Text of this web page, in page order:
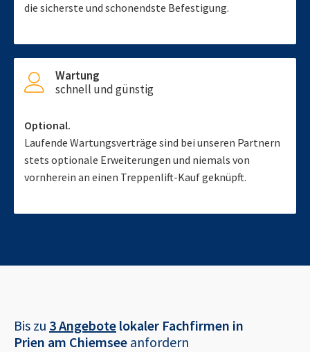
die sicherste und schonendste Befestigung.
Wartung
schnell und günstig
Optional.
Laufende Wartungsverträge sind bei unseren Partnern
stets optionale Erweiterungen und niemals von
vornherein an einen Treppenlift-Kauf geknüpft.
Bis zu 3 Angebote lokaler Fachfirmen in
Prien am Chiemsee anfordern